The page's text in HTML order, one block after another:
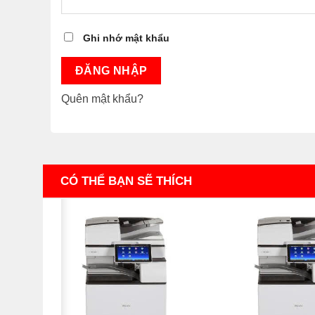
Ghi nhớ mật khẩu
ĐĂNG NHẬP
Quên mật khẩu?
CÓ THỂ BẠN SẼ THÍCH